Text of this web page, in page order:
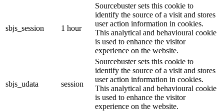
sbjs_session 1 hour
Sourcebuster sets this cookie to
identify the source of a visit and stores
user action information in cookies.
This analytical and behavioural cookie
is used to enhance the visitor
experience on the website.
sbjs_udata session
Sourcebuster sets this cookie to
identify the source of a visit and stores
user action information in cookies.
This analytical and behavioural cookie
is used to enhance the visitor
experience on the website.